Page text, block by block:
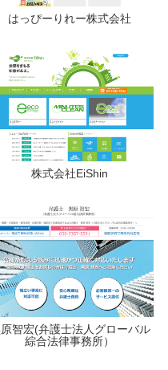
はっぴーりれー株式会社
株式会社EiShin
智宏(弁護士法人グローバル
綜合法律事務所）